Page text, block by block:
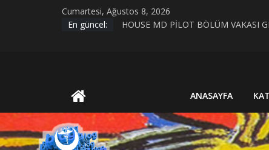
Cumartesi, Ağustos 8, 2026
En güncel:
KIRIK KALPLER DURAĞI
HOUSE MD PİLOT BÖLÜM VAKASI
UluBAT
Blog
Ya
ANASAYFA